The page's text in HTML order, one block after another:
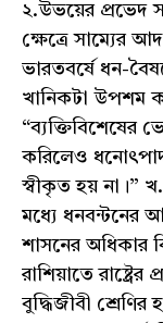
২.উভয়ের প্রভেদ
ক্ষেত্রে সাম্যের
ভারতবর্ষে ধন-
খানিকটা উপশম
“ব্যক্তিবিশেষের
করিলেও
স্বীকৃত হয় না।” খ.
মধ্যে ধনবন্টনের
শাসনের অধিকার
রাশিয়াতে
বুদ্ধিজীবী